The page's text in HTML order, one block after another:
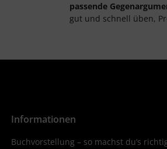
passende
gut und schnell üben,
Informationen
Buchvorstellung – so machst du’s